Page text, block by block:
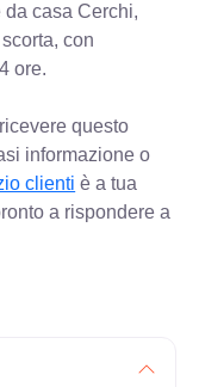
casa Cerchi,
con
ore.
questo
informazione o
clienti è a tua
a rispondere a